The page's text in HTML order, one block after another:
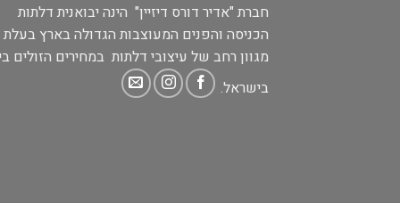
חברת "אדיר דורס דיזיין" הינה יבואנית דלתות
הכניסה והפנים המעוצבות הגדולה בארץ בעלת
מגוון רחב של עיצובי דלתות במחירים הזולים
בישראל.